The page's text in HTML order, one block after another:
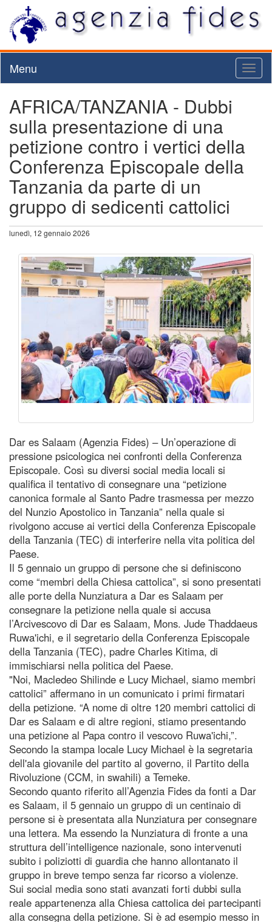
Menu
AFRICA/TANZANIA - Dubbi
sulla presentazione di una
petizione contro i vertici della
Conferenza Episcopale della
Tanzania da parte di un
gruppo di sedicenti cattolici
lunedì, 12 gennaio 2026
Dar es Salaam (Agenzia Fides) – Un’operazione di
pressione psicologica nei confronti della Conferenza
Episcopale. Così su diversi social media locali si
qualifica il tentativo di consegnare una “petizione
canonica formale al Santo Padre trasmessa per mezzo
del Nunzio Apostolico in Tanzania” nella quale si
rivolgono accuse ai vertici della Conferenza Episcopale
della Tanzania (TEC) di interferire nella vita politica del
Paese.
Il 5 gennaio un gruppo di persone che si definiscono
come “membri della Chiesa cattolica”, si sono presentati
alle porte della Nunziatura a Dar es Salaam per
consegnare la petizione nella quale si accusa
l’Arcivescovo di Dar es Salaam, Mons. Jude Thaddaeus
Ruwa'ichi, e il segretario della Conferenza Episcopale
della Tanzania (TEC), padre Charles Kitima, di
immischiarsi nella politica del Paese.
"Noi, Macledeo Shilinde e Lucy Michael, siamo membri
cattolici” affermano in un comunicato i primi firmatari
della petizione. “A nome di oltre 120 membri cattolici di
Dar es Salaam e di altre regioni, stiamo presentando
una petizione al Papa contro il vescovo Ruwa'ichi,”.
Secondo la stampa locale Lucy Michael è la segretaria
dell'ala giovanile del partito al governo, il Partito della
Rivoluzione (CCM, in swahili) a Temeke.
Secondo quanto riferito all’Agenzia Fides da fonti a Dar
es Salaam, il 5 gennaio un gruppo di un centinaio di
persone si è presentata alla Nunziatura per consegnare
una lettera. Ma essendo la Nunziatura di fronte a una
struttura dell’intelligence nazionale, sono intervenuti
subito i poliziotti di guardia che hanno allontanato il
gruppo in breve tempo senza far ricorso a violenze.
Sui social media sono stati avanzati forti dubbi sulla
reale appartenenza alla Chiesa cattolica dei partecipanti
alla consegna della petizione. Si è ad esempio messo in